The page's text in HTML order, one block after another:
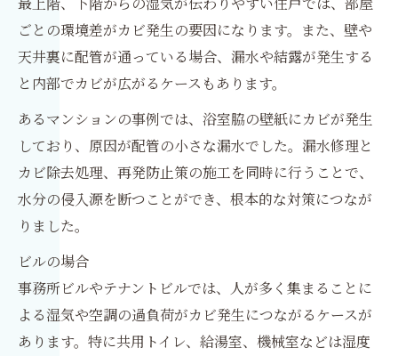
ごとの環境差がカビ発生の要因になります。また、壁や
天井裏に配管が通っている場合、漏水や結露が発生する
と内部でカビが広がるケースもあります。
あるマンションの事例では、浴室脇の壁紙にカビが発生
しており、原因が配管の小さな漏水でした。漏水修理と
カビ除去処理、再発防止策の施工を同時に行うことで、
水分の侵入源を断つことができ、根本的な対策につなが
りました。
ビルの場合
事務所ビルやテナントビルでは、人が多く集まることに
よる湿気や空調の過負荷がカビ発生につながるケースが
あります。特に共用トイレ、給湯室、機械室などは湿度